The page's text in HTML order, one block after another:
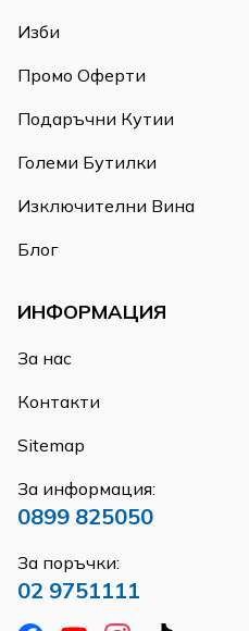
Изби
Промо Оферти
Подаръчни Кутии
Големи Бутилки
Изключителни Вина
Блог
ИНФОРМАЦИЯ
За нас
Контакти
Sitemap
За информация:
0899 825050
За поръчки:
02 9751111